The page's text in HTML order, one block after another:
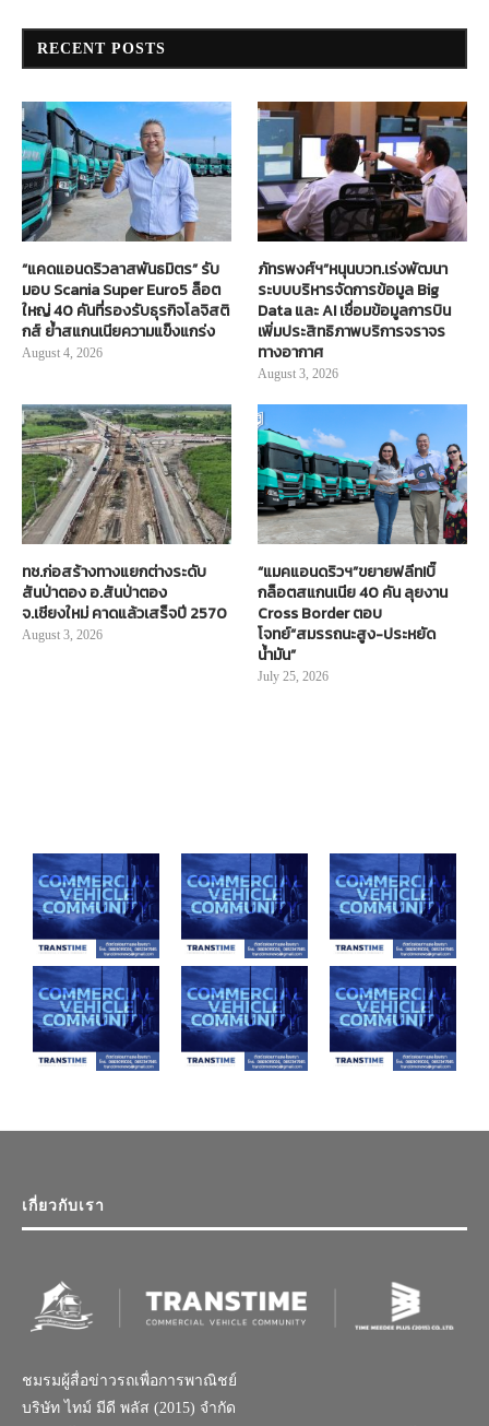
RECENT POSTS
“แคดแอนดริวลาสพันธมิตร” รับ
มอบ Scania Super Euro5 ล็อต
ใหญ่ 40 คันที่รองรับธุรกิจโลจิสติ
กส์ ย้ำสแกนเนียความแข็งแกร่ง
August 4, 2026
ภัทรพงศ์ฯ”หนุนบวท.เร่งพัฒนา
ระบบบริหารจัดการข้อมูล Big
Data และ AI เชื่อมข้อมูลการบิน
เพิ่มประสิทธิภาพบริการจราจร
ทางอากาศ
August 3, 2026
ทช.ก่อสร้างทางแยกต่างระดับ
สันป่าตอง อ.สันป่าตอง
จ.เชียงใหม่ คาดแล้วเสร็จปี 2570
August 3, 2026
“แมคแอนดริวฯ”ขยายฟลีท!บิ๊
กล็อตสแกนเนีย 40 คัน ลุยงาน
Cross Border ตอบ
โจทย์“สมรรถนะสูง-ประหยัด
น้ำมัน”
July 25, 2026
เกี่ยวกับเรา
ชมรมผู้สื่อข่าวรถเพื่อการพาณิชย์
บริษัท ไทม์ มีดี พลัส (2015) จำกัด